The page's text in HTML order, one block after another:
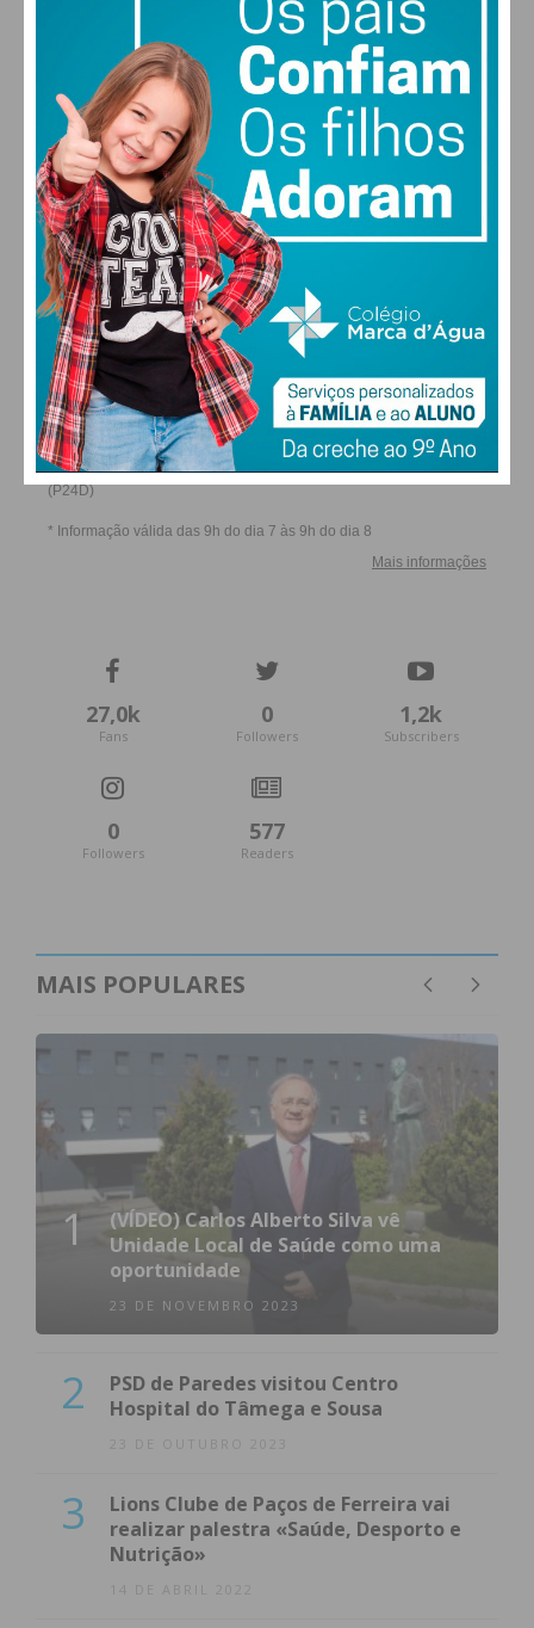
SÁB DOM
29
SEG
29
TER
ALTERAR
FARMACIAS DE SERVIÇO EM PAÇOS DE
FERREIRA
27,0k
Fans
0
Followers
1,2k
Subscribers
0
Followers
577
Readers
MAIS POPULARES
1
(VÍDEO) Carlos Alberto Silva vê
Unidade Local de Saúde como uma
oportunidade
23 DE NOVEMBRO 2023
2
PSD de Paredes visitou Centro
Hospital do Tâmega e Sousa
23 DE OUTUBRO 2023
3
Lions Clube de Paços de Ferreira vai
realizar palestra «Saúde, Desporto e
Nutrição»
14 DE ABRIL 2022